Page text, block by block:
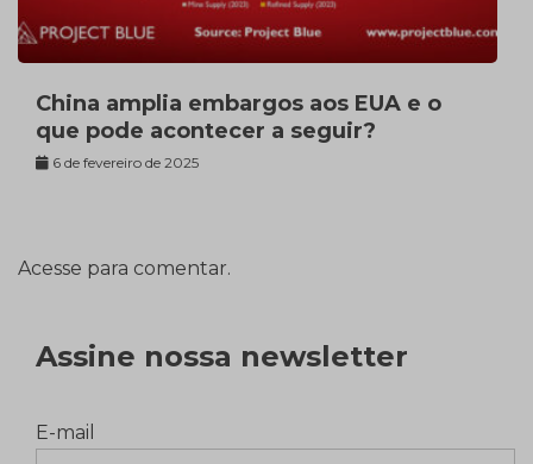
China amplia embargos aos EUA e o
que pode acontecer a seguir?
6 de fevereiro de 2025
Acesse para comentar.
Assine nossa newsletter
E-mail